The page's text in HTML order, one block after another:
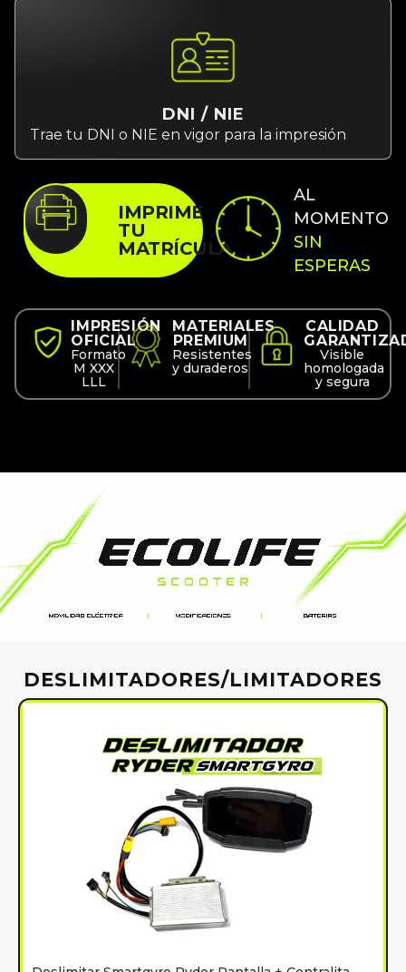
DNI / NIE
Trae tu DNI o NIE en vigor para la impresión
IMPRIME
TU
MATRÍCULA
AL
MOMENTO
SIN
ESPERAS
IMPRESIÓN
OFICIAL
Formato
M XXX
LLL
MATERIALES
PREMIUM
Resistentes
y duraderos
CALIDAD
Visible
homologada
y segura
DESLIMITADORES/LIMITADORES